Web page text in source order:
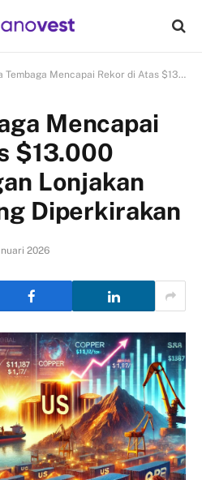
Mencapai Rekor di Atas $13.000 Seiring dengan Lonjakan Impor AS yang Diperkirakan
Mencapai
$13.000
Lonjakan
Diperkirakan
2026